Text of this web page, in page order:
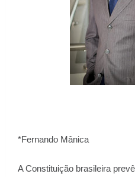
*Fernando Mânica
A Constituição brasileira